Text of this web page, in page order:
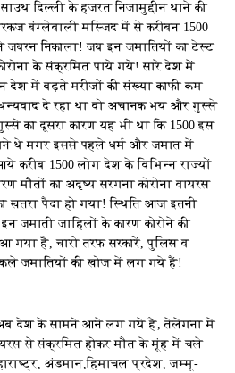
दिल्ली के हजरत निजामुद्दीन थाने की
बंग्लेवाली मस्जिद में से करीबन 1500
जबरन निकाला! जब इन जमातियों का टेस्ट
के संक्रमित पाये गये! सारे देश में
देश में बढ़ते मरीजों की संख्या काफी कम
दे रहा था वो अचानक भय और गुस्से
का दूसरा कारण यह भी था कि 1500 इस
थे मगर इससे पहले धर्म और जमात में
करीब 1500 लोग देश के विभिन्न राज्यों
मौतों का अदृष्य सरगना कोरोना वायरस
खतरा पैदा हो गया! स्थिति आज इतनी
जमाती जाहिलों के कारण कोरोने की
गया है, चारो तरफ सरकारें, पुलिस व
जमातियों की खोज में लग गये हैं!
अब देश के सामने आने लग गये हैं, तेलेंगना में
से संक्रमित होकर मौत के मूंह में चले
अंडमान,हिमाचल प्रदेश, जम्मू-